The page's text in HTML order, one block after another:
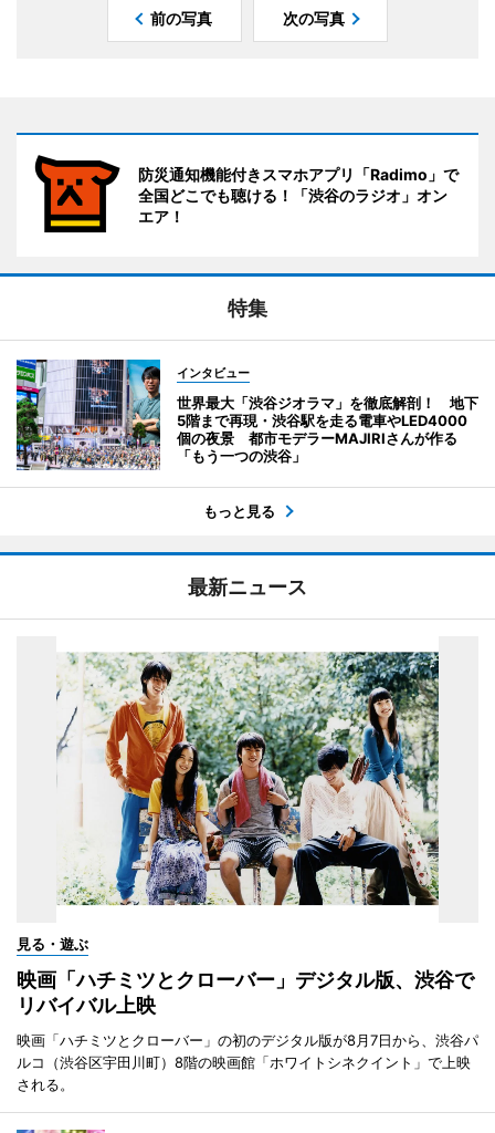
前の写真 次の写真
防災通知機能付きスマホアプリ「Radimo」で
全国どこでも聴ける！「渋谷のラジオ」オン
エア！
特集
インタビュー
世界最大「渋谷ジオラマ」を徹底解剖！ 地下
5階まで再現・渋谷駅を走る電車やLED4000
個の夜景 都市モデラーMAJIRIさんが作る
「もう一つの渋谷」
もっと見る
最新ニュース
見る・遊ぶ
映画「ハチミツとクローバー」デジタル版、渋谷で
リバイバル上映
映画「ハチミツとクローバー」の初のデジタル版が8月7日から、渋谷パ
ルコ（渋谷区宇田川町）8階の映画館「ホワイトシネクイント」で上映
される。